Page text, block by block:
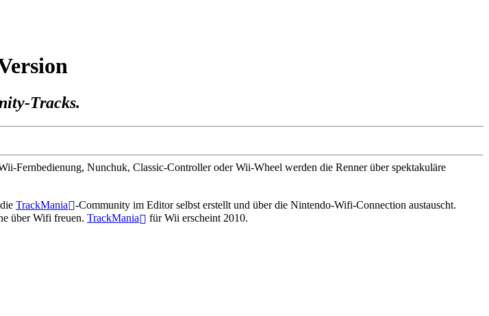
Tracks.
Fernbedienung, Nunchuk, Classic-Controller oder Wii-Wheel werden die Renner über spektakuläre
TrackMania
-Community im Editor selbst erstellt und über die Nintendo-Wifi-Connection austauscht.
über Wifi freuen. TrackMania für Wii erscheint 2010.